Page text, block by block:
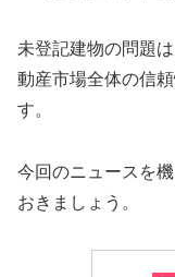
未登記建物の問題
動産市場全体の信
す。
今回のニュースを
おきましょう。